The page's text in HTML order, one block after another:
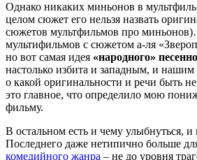
Однако никаких миньонов в
целом сюжет его нельзя назвать
сюжетов мультфильмов про
мультифильмов с сюжетом а-ля
но вот самая идея «народного»
настолько избита и западным, и
о какой оригинальности и речи быть
это главное, что определило мою
фильму.
В остальном есть и чему улыбнуться, и
Последнего даже нетипично больше
комедийного жанра – не до уровня